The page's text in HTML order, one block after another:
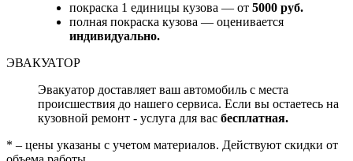
покраска 1 единицы кузова — от 5000 руб.
полная покраска кузова — оценивается
индивидуально.
ЭВАКУАТОР
Эвакуатор доставляет ваш автомобиль с места
происшествия до нашего сервиса. Если вы остаетесь на
кузовной ремонт - услуга для вас бесплатная.
* – цены указаны с учетом материалов. Действуют скидки от